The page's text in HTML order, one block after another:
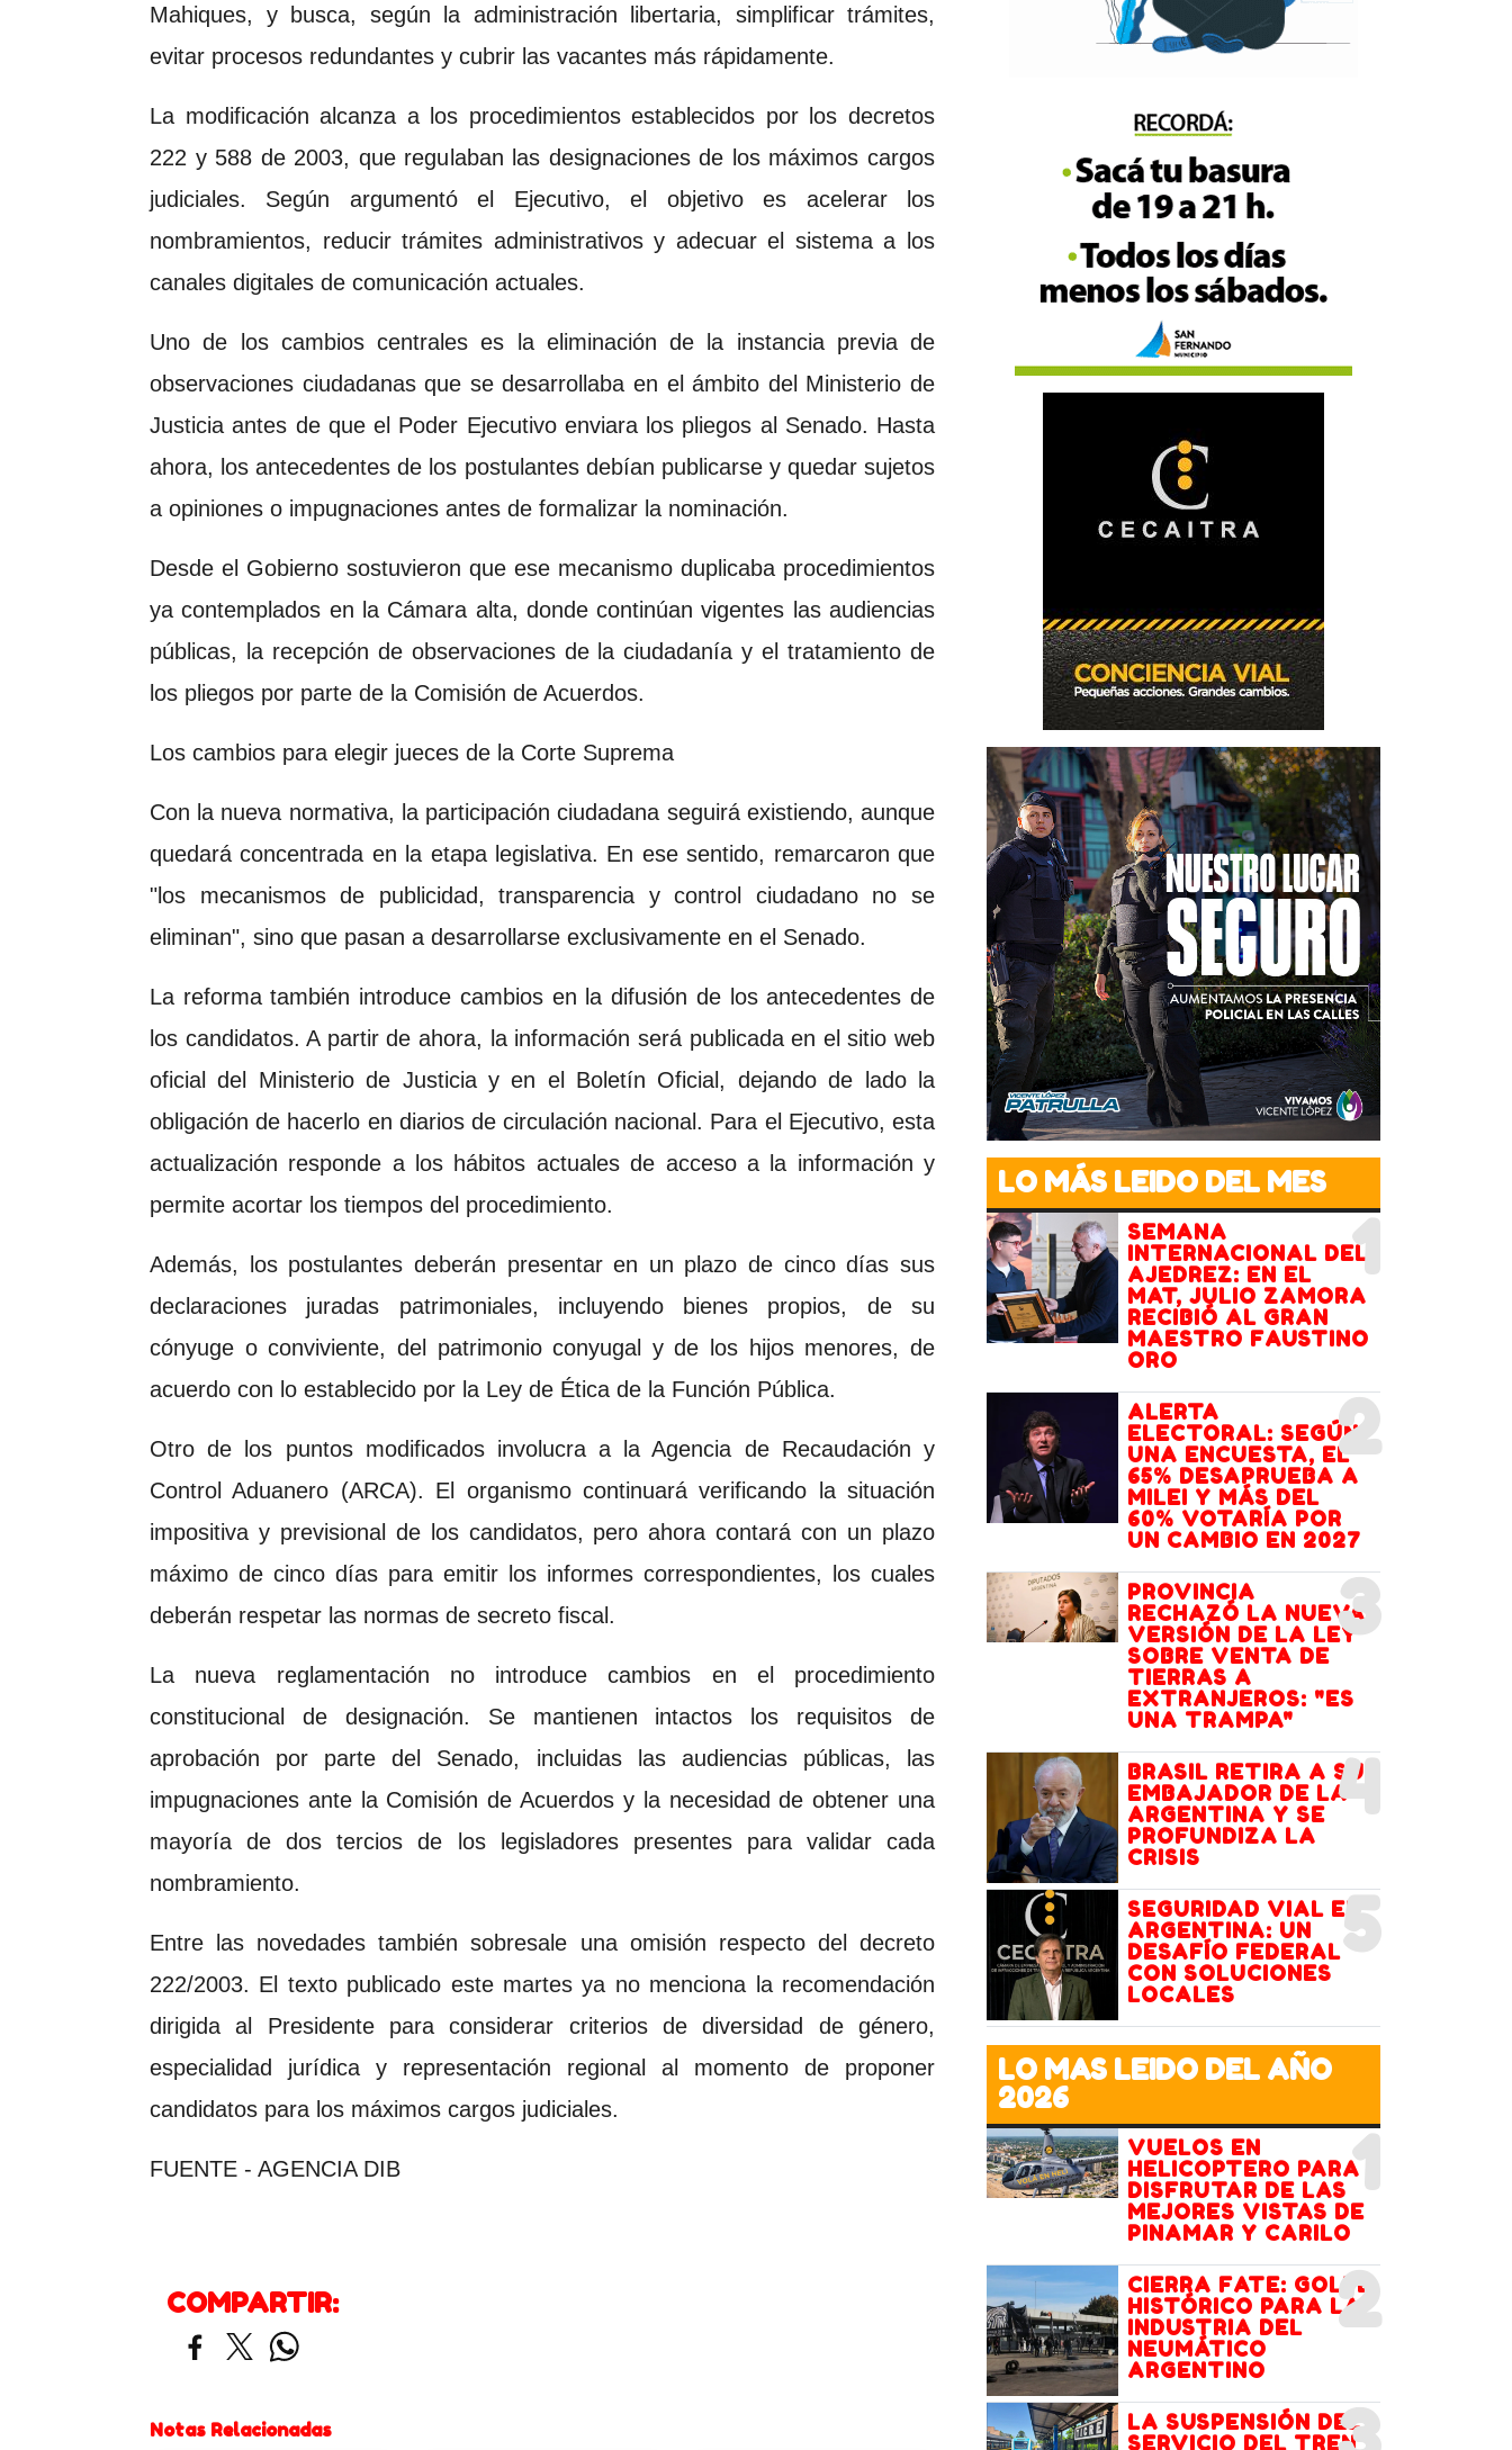
Mahiques, y busca, según la administración libertaria, simplificar trámites,
evitar procesos redundantes y cubrir las vacantes más rápidamente.
La modificación alcanza a los procedimientos establecidos por los decretos
222 y 588 de 2003, que regulaban las designaciones de los máximos cargos
judiciales. Según argumentó el Ejecutivo, el objetivo es acelerar los
nombramientos, reducir trámites administrativos y adecuar el sistema a los
canales digitales de comunicación actuales.
Uno de los cambios centrales es la eliminación de la instancia previa de
observaciones ciudadanas que se desarrollaba en el ámbito del Ministerio de
Justicia antes de que el Poder Ejecutivo enviara los pliegos al Senado. Hasta
ahora, los antecedentes de los postulantes debían publicarse y quedar sujetos
a opiniones o impugnaciones antes de formalizar la nominación.
Desde el Gobierno sostuvieron que ese mecanismo duplicaba procedimientos
ya contemplados en la Cámara alta, donde continúan vigentes las audiencias
públicas, la recepción de observaciones de la ciudadanía y el tratamiento de
los pliegos por parte de la Comisión de Acuerdos.
Los cambios para elegir jueces de la Corte Suprema
Con la nueva normativa, la participación ciudadana seguirá existiendo, aunque
quedará concentrada en la etapa legislativa. En ese sentido, remarcaron que
"los mecanismos de publicidad, transparencia y control ciudadano no se
eliminan", sino que pasan a desarrollarse exclusivamente en el Senado.
La reforma también introduce cambios en la difusión de los antecedentes de
los candidatos. A partir de ahora, la información será publicada en el sitio web
oficial del Ministerio de Justicia y en el Boletín Oficial, dejando de lado la
obligación de hacerlo en diarios de circulación nacional. Para el Ejecutivo, esta
actualización responde a los hábitos actuales de acceso a la información y
permite acortar los tiempos del procedimiento.
Además, los postulantes deberán presentar en un plazo de cinco días sus
declaraciones juradas patrimoniales, incluyendo bienes propios, de su
cónyuge o conviviente, del patrimonio conyugal y de los hijos menores, de
acuerdo con lo establecido por la Ley de Ética de la Función Pública.
Otro de los puntos modificados involucra a la Agencia de Recaudación y
Control Aduanero (ARCA). El organismo continuará verificando la situación
impositiva y previsional de los candidatos, pero ahora contará con un plazo
máximo de cinco días para emitir los informes correspondientes, los cuales
deberán respetar las normas de secreto fiscal.
La nueva reglamentación no introduce cambios en el procedimiento
constitucional de designación. Se mantienen intactos los requisitos de
aprobación por parte del Senado, incluidas las audiencias públicas, las
impugnaciones ante la Comisión de Acuerdos y la necesidad de obtener una
mayoría de dos tercios de los legisladores presentes para validar cada
nombramiento.
Entre las novedades también sobresale una omisión respecto del decreto
222/2003. El texto publicado este martes ya no menciona la recomendación
dirigida al Presidente para considerar criterios de diversidad de género,
especialidad jurídica y representación regional al momento de proponer
candidatos para los máximos cargos judiciales.
FUENTE - AGENCIA DIB
COMPARTIR:
Notas Relacionadas
LO MÁS LEIDO DEL MES
1
SEMANA
INTERNACIONAL DEL
AJEDREZ: EN EL
MAT, JULIO ZAMORA
RECIBIÓ AL GRAN
MAESTRO FAUSTINO
ORO
2
ALERTA
ELECTORAL: SEGÚN
UNA ENCUESTA, EL
65% DESAPRUEBA A
MILEI Y MÁS DEL
60% VOTARÍA POR
UN CAMBIO EN 2027
3
PROVINCIA
RECHAZÓ LA NUEVA
VERSIÓN DE LA LEY
SOBRE VENTA DE
TIERRAS A
EXTRANJEROS: "ES
UNA TRAMPA"
4
BRASIL RETIRA A SU
EMBAJADOR DE LA
ARGENTINA Y SE
PROFUNDIZA LA
CRISIS
5
SEGURIDAD VIAL EN
ARGENTINA: UN
DESAFÍO FEDERAL
CON SOLUCIONES
LOCALES
LO MAS LEIDO DEL AÑO
2026
1
VUELOS EN
HELICOPTERO PARA
DISFRUTAR DE LAS
MEJORES VISTAS DE
PINAMAR Y CARILO
2
CIERRA FATE: GOLPE
HISTÓRICO PARA LA
INDUSTRIA DEL
NEUMÁTICO
ARGENTINO
LA SUSPENSIÓN DEL
SERVICIO DEL TREN